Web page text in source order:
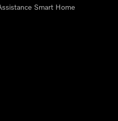
Smart Home